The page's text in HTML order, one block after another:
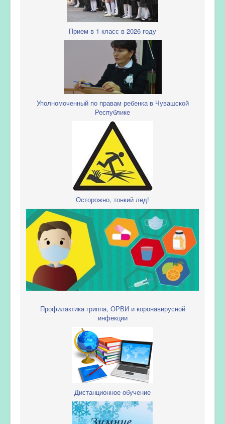
Прием в 1 класс в 2026 году
Уполномоченный по правам ребенка в Чувашской
Республике
Осторожно, тонкий лед!
Профилактика гриппа, ОРВИ и коронавирусной
инфекции
Дистанционное обучение